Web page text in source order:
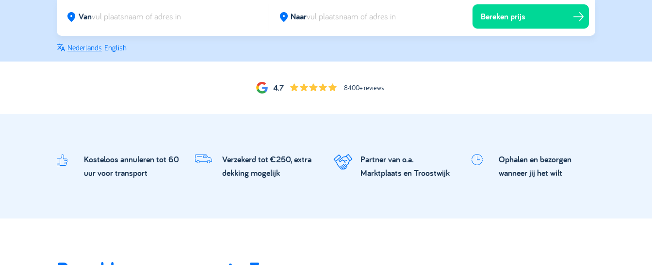
Van Naar Bereken prijs
Nederlands English
4.7 8400+ reviews
Kosteloos annuleren tot 60
uur voor transport
Verzekerd tot €250, extra
dekking mogelijk
Partner van o.a.
Marktplaats en Troostwijk
Ophalen en bezorgen
wanneer jij het wilt